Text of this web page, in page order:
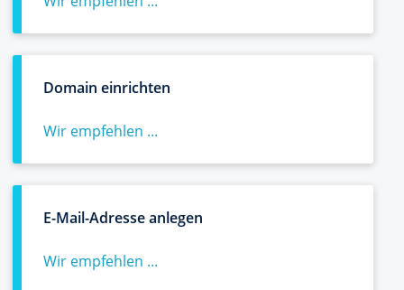
Domain einrichten
Wir empfehlen ...
E-Mail-Adresse anlegen
Wir empfehlen ...